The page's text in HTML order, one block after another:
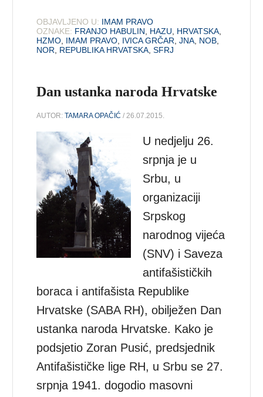
OBJAVLJENO U: IMAM PRAVO
OZNAKE: FRANJO HABULIN HAZU HRVATSKA
HZMO IMAM PRAVO IVICA GRČAR ,JNA NOB
NOR
REPUBLIKA HRVATSKA ,SFRJ
Dan ustanka naroda Hrvatske
AUTOR:TAMARA OPAČIĆ / 26.07.2015.
U nedjelju 26.
srpnja je u
Srbu, u
organizaciji
Srpskog
narodnog vijeća
(SNV) i Saveza
antifašističkih
boraca i antifašista Republike
Hrvatske (SABA RH), obilježen Dan
ustanka naroda Hrvatske. Kako je
podsjetio Zoran Pusić, predsjednik
Antifašističke lige RH, u Srbu se 27.
srpnja 1941. dogodio masovni